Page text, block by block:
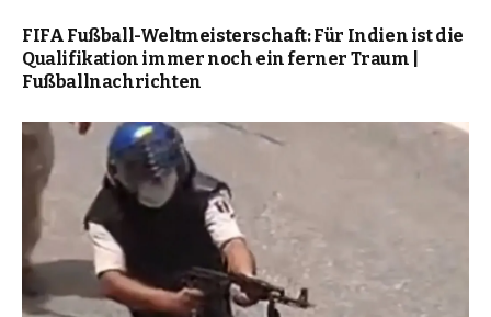
FIFA Fußball-Weltmeisterschaft: Für Indien ist die
Qualifikation immer noch ein ferner Traum |
Fußballnachrichten